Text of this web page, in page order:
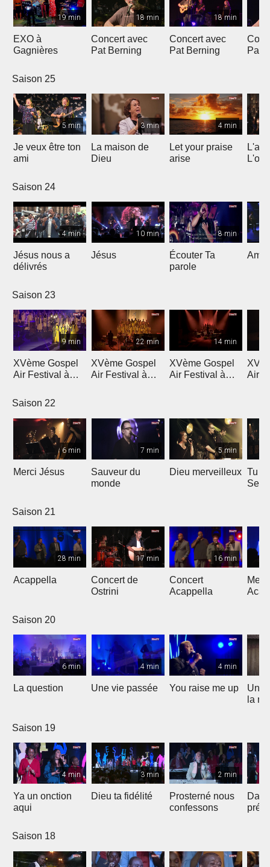
19 min
EXO à
Gagnières
18 min
Concert avec
Pat Berning
18 min
Concert avec
Pat Berning
Pat
Saison 25
5 min
Je veux être ton
ami
3 min
La maison de
Dieu
4 min
Let your praise
arise
Saison 24
4 min
Jésus nous a
délivrés
10 min
Jésus
8 min
Écouter Ta
parole
Ami
Saison 23
9 min
XVème Gospel
Air Festival à
22 min
XVème Gospel
Air Festival à
14 min
XVème Gospel
Air Festival à
Air
Saison 22
6 min
Merci Jésus
7 min
Sauveur du
monde
5 min
Dieu merveilleux Tu
Saison 21
28 min
Acappella
17 min
Concert de
Ostrini
16 min
Concert
Acappella
Saison 20
6 min
La question
4 min
Une vie passée
4 min
You raise me up
Une
la
Saison 19
4 min
Ya un onction
aqui
3 min
Dieu ta fidélité
2 min
Prosterné nous
confessons
Saison 18